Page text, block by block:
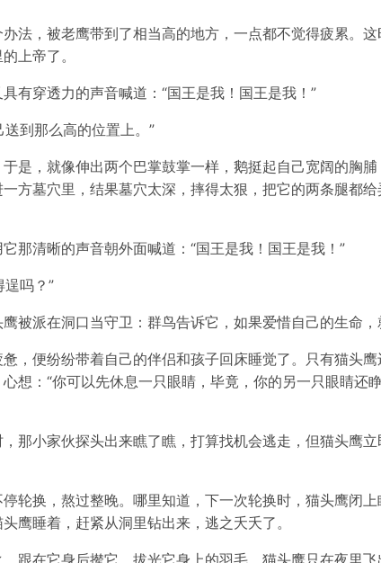
法，被老鹰带到了相当高的地方，一点都不觉得疲累。
上帝了。
有穿透力的声音喊道：“国王是我！国王是我！”
到那么高的位置上。”
是，就像伸出两个巴掌鼓掌一样，鹅挺起自己宽阔的胸
方墓穴里，结果墓穴太深，摔得太狠，把它的两条腿都
那清晰的声音朝外面喊道：“国王是我！国王是我！”
吗？”
派在洞口当守卫：群鸟告诉它，如果爱惜自己的生命，
，便纷纷带着自己的伴侣和孩子回床睡觉了。只有猫头
想：“你可以先休息一只眼睛，毕竟，你的另一只眼睛还
那小家伙探头出来瞧了瞧，打算找机会逃走，但猫头鹰
轮换，熬过整晚。哪里知道，下一次轮换时，猫头鹰闭
鹰睡着，赶紧从洞里钻出来，逃之夭夭了。
跟在它身后撵它，拔光它身上的羽毛。猫头鹰只在夜里